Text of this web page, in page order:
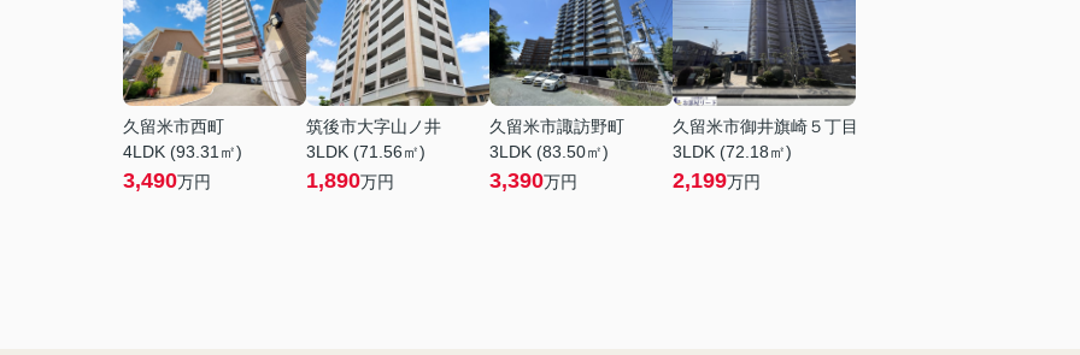
久留米市西町
4LDK (93.31㎡)
3,490万円
筑後市大字山ノ井
3LDK (71.56㎡)
1,890万円
久留米市諏訪野町
3LDK (83.50㎡)
3,390万円
久留米市御井旗崎５丁目
3LDK (72.18㎡)
2,199万円